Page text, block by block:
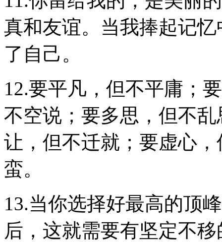
真和友谊。当我捧起记
了自己。
12.要平凡，但不平庸；
不空说；要多思，但不
让，但不迁就；要虚心
蛮。
13.当你选择好最高的顶
后，这就需要有坚定不